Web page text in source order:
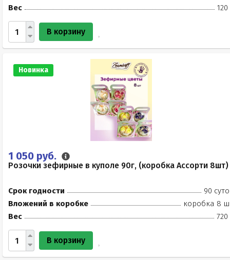
Вес
120
В корзину
Новинка
1 050 руб.
Розочки зефирные в куполе 90г, (коробка Ассорти 8шт)
Срок годности
90
Вложений в коробке
коробка 8
Вес
720
В корзину